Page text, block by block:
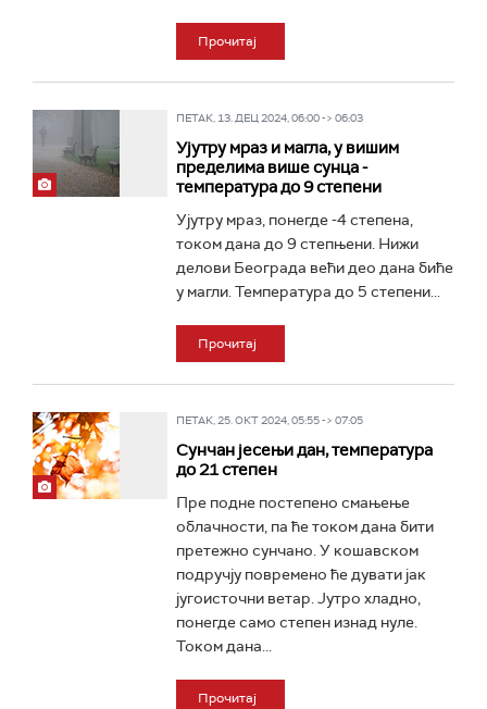
Прочитај
ПЕТАК, 13. ДЕЦ 2024, 06:00 -> 06:03
Ујутру мраз и магла, у вишим
пределима више сунца -
температура до 9 степени
Ујутру мраз, понегде -4 степена,
током дана до 9 степњени. Нижи
делови Београда већи део дана биће
у магли. Температура до 5 степени...
Прочитај
ПЕТАК, 25. ОКТ 2024, 05:55 -> 07:05
Сунчан јесењи дан, температура
до 21 степен
Пре подне постепено смањење
облачности, па ће током дана бити
претежно сунчано. У кошавском
подручју повремено ће дувати јак
југоисточни ветар. Јутро хладно,
понегде само степен изнад нуле.
Током дана...
Прочитај